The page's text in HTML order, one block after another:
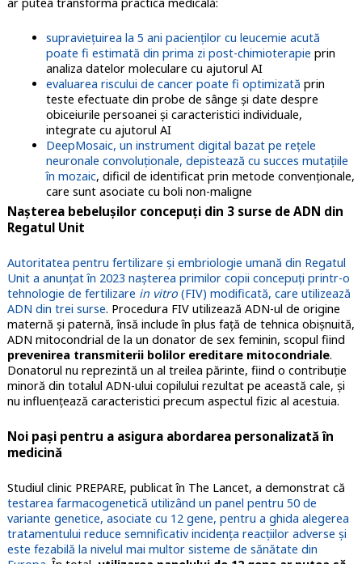
supraviețuirea la 5 ani pacienților cu leucemie acută
poate fi estimată din prima zi post-chimioterapie prin
analiza datelor moleculare cu ajutorul AI
evaluarea riscului de cancer poate fi optimizată prin
teste efectuate din probe de sânge și date despre
obiceiurile persoanei şi caracteristici individuale,
integrate cu ajutorul AI
DeepMosaic, un instrument digital bazat pe rețele
neuronale convoluționale, depistează cu succes mutaţiile
în mozaic, dificil de identificat prin metode convenţionale,
care sunt asociate cu boli non-maligne
Naşterea bebeluşilor concepuţi din 3 surse de ADN din
Regatul Unit
Autoritatea pentru fertilizare şi embriologie umană din Regatul
Unit a anunţat în 2023 naşterea primilor copii concepuţi printr-o
tehnologie de fertilizare in vitro (FIV) modificată, care utilizează
ADN din trei surse. Procedura FIV utilizează ADN-ul de origine
maternă şi paternă, însă include în plus faţă de tehnica obişnuită,
ADN mitocondrial de la un donator de sex feminin, scopul fiind
prevenirea transmiterii bolilor ereditare mitocondriale.
Donatorul nu reprezintă un al treilea părinte, fiind o contribuţie
minoră din totalul ADN-ului copilului rezultat pe această cale, şi
nu influenţează caracteristici precum aspectul fizic al acestuia.
Noi paşi pentru a asigura abordarea personalizată în
medicină
Studiul clinic PREPARE, publicat în The Lancet, a demonstrat că
testarea farmacogenetică utilizând un panel pentru 50 de
variante genetice, asociate cu 12 gene, pentru a ghida alegerea
tratamentului reduce semnificativ incidenţa reacţiilor adverse şi
este fezabilă la nivelul mai multor sisteme de sănătate din